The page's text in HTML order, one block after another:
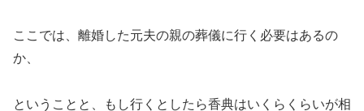
ここでは、離婚した元夫の親の葬儀に行く必要はあるの
か、
ということと、もし行くとしたら香典はいくらくらいが相